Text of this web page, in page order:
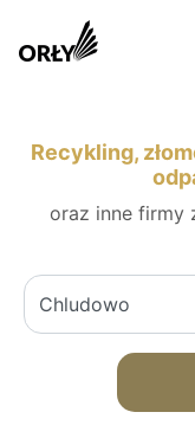
Recykling,
oraz inne firmy